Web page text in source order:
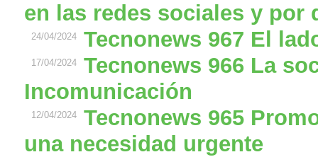
en las redes sociales y por
24/04/2024 Tecnonews 967 El
17/04/2024
Tecnonews 966 La
Incomunicación
12/04/2024
Tecnonews 965
una necesidad urgente